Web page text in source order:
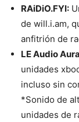
RAiDiO.FYI:
de will.i.am,
anfitrión de
LE Audio
unidades
incluso sin
*Sonido de
unidades de